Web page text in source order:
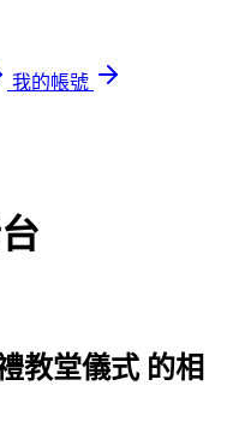
我的帳號
教堂儀式 的相